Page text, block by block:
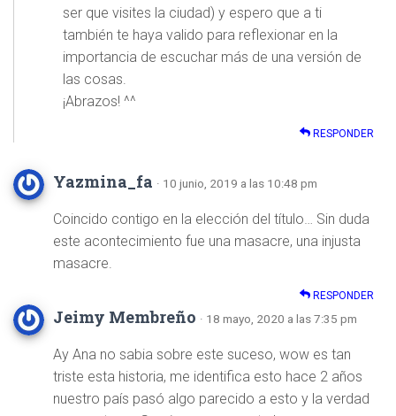
ser que visites la ciudad) y espero que a ti
también te haya valido para reflexionar en la
importancia de escuchar más de una versión de
las cosas.
¡Abrazos! ^^
RESPONDER
Yazmina_fa · 10 junio, 2019 a las 10:48 pm
Coincido contigo en la elección del título… Sin duda
este acontecimiento fue una masacre, una injusta
masacre.
RESPONDER
Jeimy Membreño · 18 mayo, 2020 a las 7:35 pm
Ay Ana no sabia sobre este suceso, wow es tan
triste esta historia, me identifica esto hace 2 años
nuestro país pasó algo parecido a esto y la verdad